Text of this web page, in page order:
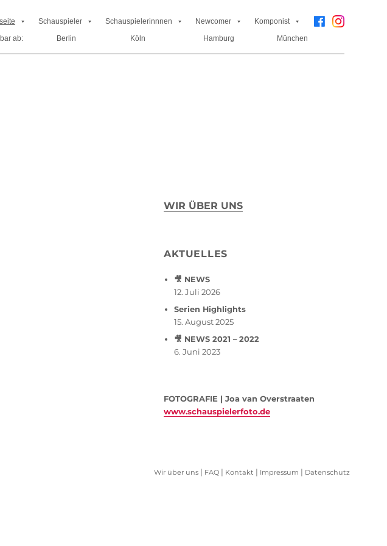
ab:
Berlin Köln Hamburg München
Schauspieler Schauspielerinnnen Newcomer Komponist
WIR ÜBER UNS
AKTUELLES
🎥 NEWS
12. Juli 2026
Serien Highlights
15. August 2025
🎥 NEWS 2021 – 2022
6. Juni 2023
FOTOGRAFIE | Joa van Overstraaten
www.schauspielerfoto.de
Wir über uns| FAQ| Kontakt | Impressum | Datenschutz